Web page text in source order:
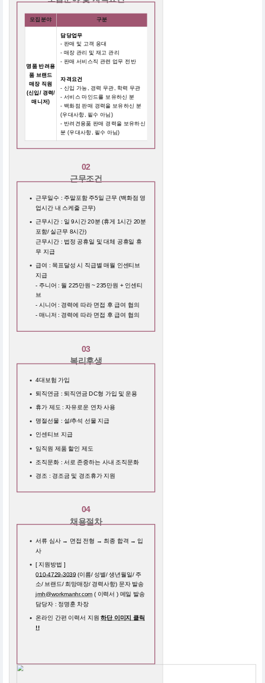
모집분야 구분
명품 반려용
품 브랜드
매장 직원
(신입/ 경력/
매니저)
담당업무
- 판매 및 고객 응대
- 매장 관리 및 재고 관리
- 판매 서비스직 관련 업무 전반
자격요건
- 신입 가능, 경력 무관, 학력 무관
- 서비스 마인드를 보유하신 분
- 백화점 판매 경력을 보유하신 분
(우대사항, 필수 아님)
- 반려견용품 판매 경력을 보유하신
분 (우대사항, 필수 아님)
02
근무조건
근무일수 : 주말포함 주5일 근무 (백화점 영
업시간 내 스케줄 근무)
근무시간 : 일 9시간 20분 (휴게 1시간 20분
포함/ 실근무 8시간)
근무시간 : 법정 공휴일 및 대체 공휴일 휴
무 지급
급여 : 목표달성 시 직급별 매월 인센티브
지급
- 주니어 : 월 225만원 ~ 235만원 + 인센티
브
- 시니어 : 경력에 따라 면접 후 급여 협의
- 매니저 : 경력에 따라 면접 후 급여 협의
03
복리후생
4대보험 가입
퇴직연금 : 퇴직연금 DC형 가입 및 운용
휴가 제도 : 자유로운 연차 사용
명절선물 : 설/추석 선물 지급
인센티브 지급
임직원 제품 할인 제도
조직문화 : 서로 존중하는 사내 조직문화
경조 : 경조금 및 경조휴가 지원
04
채용절차
서류 심사 → 면접 전형 → 최종 합격 → 입
사
[ 지원방법 ]
010-4729-3039 (이름/ 성별/ 생년월일/ 주
소/ 브랜드/ 희망매장/ 경력사항) 문자 발송
jmh@workmanhr.com ( 이력서 ) 메일 발송
담당자 : 정명훈 차장
온라인 간편 이력서 지원하단 이미지 클릭
!!